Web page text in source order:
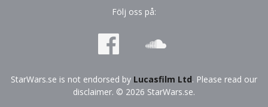
Följ oss på:
StarWars.se is not endorsed by Lucasfilm Ltd. Please read our
disclaimer. © 2026 StarWars.se.